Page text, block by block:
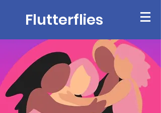
Flutterflies